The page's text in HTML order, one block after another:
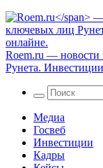
Roem.ru — новости
Рунета.
Медиа
Госвеб
Инвестиции
Кадры